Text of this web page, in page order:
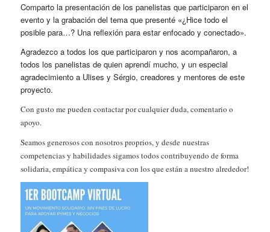
Comparto la presentación de los panelistas que participaron en el
evento y la grabación del tema que presenté «¿Hice todo el
posible para…? Una reflexión para estar enfocado y conectado».
Agradezco a todos los que participaron y nos acompañaron, a
todos los panelistas de quien aprendí mucho, y un especial
agradecimiento a Ulises y Sérgio, creadores y mentores de este
proyecto.
Con gusto me pueden contactar por cualquier duda, comentario o
apoyo.
Seamos generosos con nosotros proprios, y desde nuestras
competencias y habilidades sigamos todos contribuyendo de forma
solidaria, empática y compasiva con los que están a nuestro alrededor!